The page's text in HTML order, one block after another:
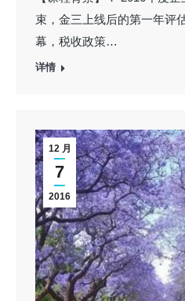
束，金三上线后的第一年评
幕，税收政策…
详情
12 月
7
2016